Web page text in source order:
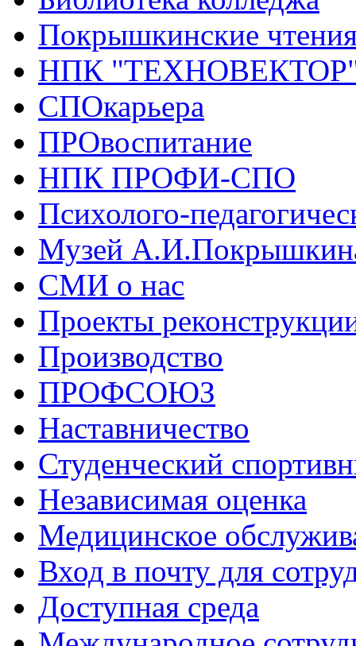
Покрышкинские
НПК
СПОкарьера
ПРОвоспитание
НПК ПРОФИ-СПО
Психолого-
Музей
СМИ о нас
Проекты
Производство
ПРОФСОЮЗ
Наставничество
Студенческий
Независимая оценка
Медицинское
Вход в почту для
Доступная среда